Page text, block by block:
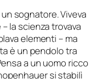
sognatore. Viveva
la scienza trovava
elementi – ma
è un pendolo tra
a un uomo ricco
si stabilì